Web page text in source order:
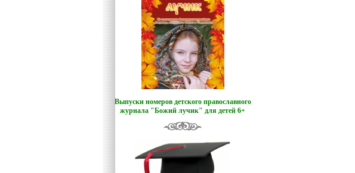
Выпуски номеров детского православного
журнала "Божий лучик" для детей 6+